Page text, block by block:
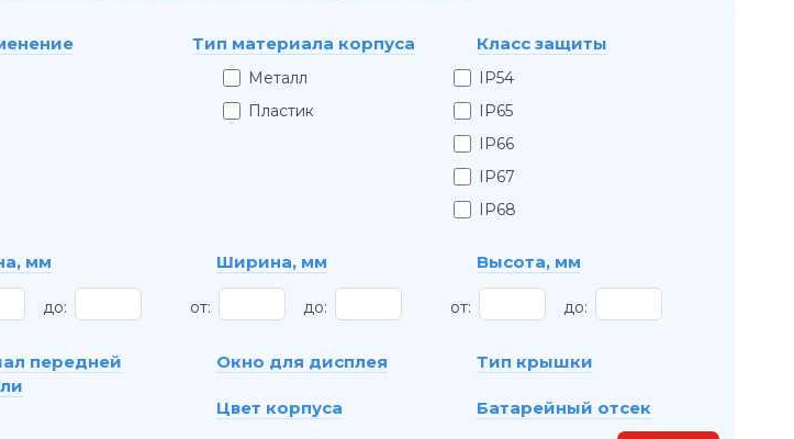
Тип материала корпуса
Металл
Пластик
Класс защиты
IP54
IP65
IP66
IP67
IP68
мм
до:
Ширина, мм
от: до:
Высота, мм
от: до:
передней
Окно для дисплея Тип крышки
Цвет корпуса Батарейный отсек